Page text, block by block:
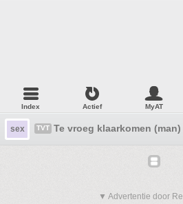
Index Actief MyAT
sex TVT Te vroeg klaarkomen (man)
▼ Advertentie door